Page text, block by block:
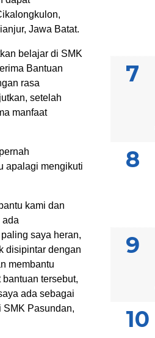
Jawa Batat.
belajar di SMK
Bantuan
rasa
setelah
manfaat
apalagi mengikuti
kami dan
ada
saya heran,
disipintar dengan
membantu
tersebut,
ada sebagai
SMK Pasundan,